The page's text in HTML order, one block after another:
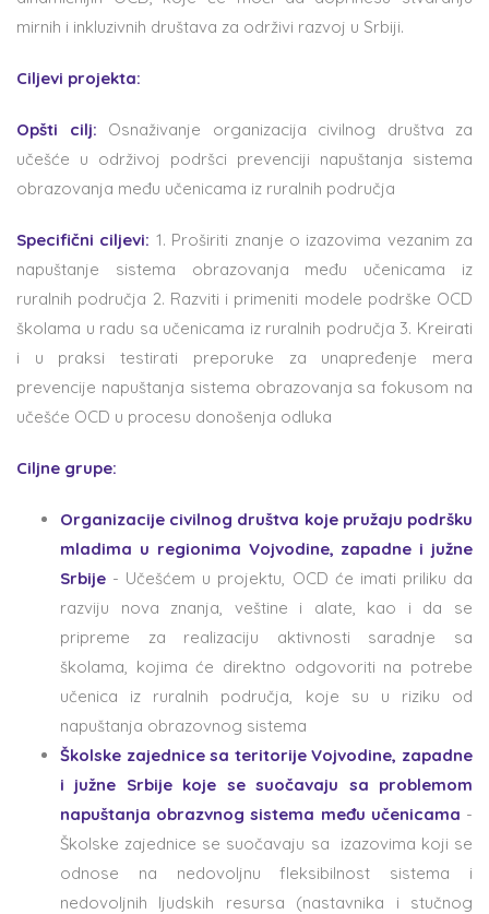
mirnih i inkluzivnih društava za održivi razvoj u Srbiji.
Ciljevi projekta:
Opšti cilj: Osnaživanje organizacija civilnog društva za
učešće u održivoj podršci prevenciji napuštanja sistema
obrazovanja među učenicama iz ruralnih područja
Specifični ciljevi: 1. Proširiti znanje o izazovima vezanim za
napuštanje sistema obrazovanja među učenicama iz
ruralnih područja 2. Razviti i primeniti modele podrške OCD
školama u radu sa učenicama iz ruralnih područja 3. Kreirati
i u praksi testirati preporuke za unapređenje mera
prevencije napuštanja sistema obrazovanja sa fokusom na
učešće OCD u procesu donošenja odluka
Ciljne grupe:
Organizacije civilnog društva koje pružaju podršku
mladima u regionima Vojvodine, zapadne i južne
Srbije - Učešćem u projektu, OCD će imati priliku da
razviju nova znanja, veštine i alate, kao i da se
pripreme za realizaciju aktivnosti saradnje sa
školama, kojima će direktno odgovoriti na potrebe
učenica iz ruralnih područja, koje su u riziku od
napuštanja obrazovnog sistema
Školske zajednice sa teritorije Vojvodine, zapadne
i južne Srbije koje se suočavaju sa problemom
napuštanja obrazvnog sistema među učenicama -
Školske zajednice se suočavaju sa izazovima koji se
odnose na nedovoljnu fleksibilnost sistema i
nedovoljnih ljudskih resursa (nastavnika i stučnog